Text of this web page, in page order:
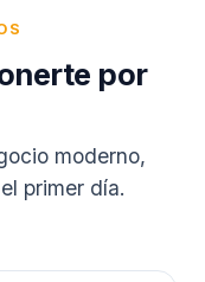
por
moderno,
primer día.